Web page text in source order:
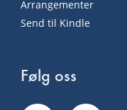
Arrangementer
Send til Kindle
Følg oss